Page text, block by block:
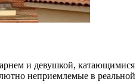
и девушкой, катающимися
неприемлемые в